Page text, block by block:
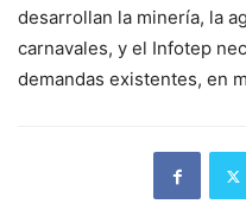
desarrollan la minería, la
carnavales, y el Infotep
demandas existentes, en